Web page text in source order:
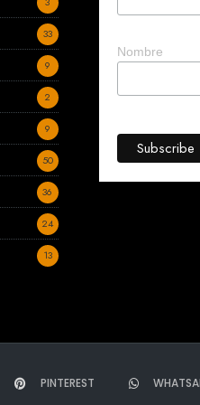
33
9
2
9
50
36
24
13
Nombre
PINTEREST